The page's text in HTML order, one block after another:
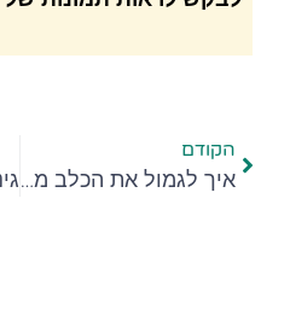
הקודם
איך לגמול את הכלב מצרכים?